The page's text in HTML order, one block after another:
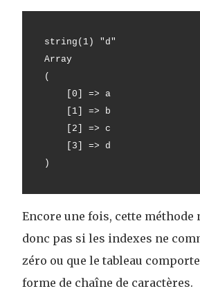
string(1) "d"
Array
(
    [0] => a
    [1] => b
    [2] => c
    [3] => d
)
Encore une fois, cette
donc pas si les indexes ne
zéro ou que le tableau
forme de chaîne de caractères.